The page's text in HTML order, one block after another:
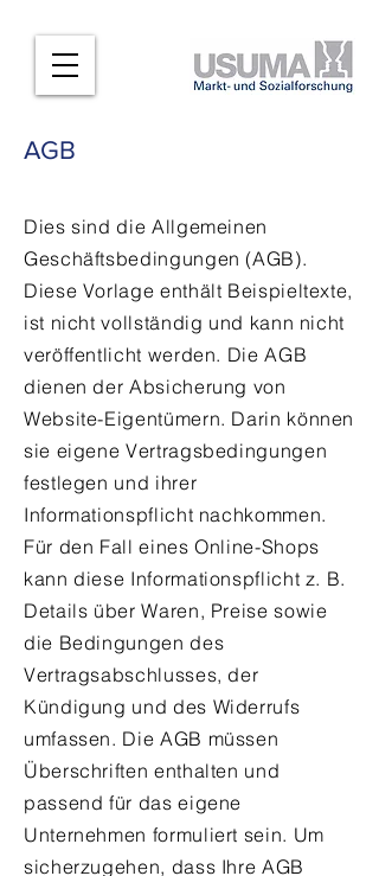
AGB
Dies sind die Allgemeinen
Geschäftsbedingungen (AGB).
Diese Vorlage enthält Beispieltexte,
ist nicht vollständig und kann nicht
veröffentlicht werden. Die AGB
dienen der Absicherung von
Website-Eigentümern. Darin können
sie eigene Vertragsbedingungen
festlegen und ihrer
Informationspflicht nachkommen.
Für den Fall eines Online-Shops
kann diese Informationspflicht z. B.
Details über Waren, Preise sowie
die Bedingungen des
Vertragsabschlusses, der
Kündigung und des Widerrufs
umfassen. Die AGB müssen
Überschriften enthalten und
passend für das eigene
Unternehmen formuliert sein. Um
sicherzugehen, dass Ihre AGB